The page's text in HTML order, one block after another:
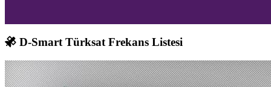
D-Smart Türksat Frekans Listesi